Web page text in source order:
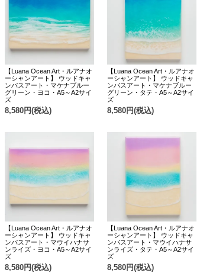
【Luana Ocean Art・ルアナオ
ーシャンアート】 ウッドキャ
ンバスアート・マケナブルー
グリーン・ヨコ・A5～A2サイ
ズ
8,580円(税込)
【Luana Ocean Art・ルアナオ
ーシャンアート】 ウッドキャ
ンバスアート・マケナブルー
グリーン・タテ・A5～A2サイ
ズ
8,580円(税込)
【Luana Ocean Art・ルアナオ
ーシャンアート】 ウッドキャ
ンバスアート・マウイハナサ
ンライズ・ヨコ・A5～A2サイ
ズ
8,580円(税込)
【Luana Ocean Art・ルアナオ
ーシャンアート】 ウッドキャ
ンバスアート・マウイハナサ
ンライズ・タテ・A5～A2サイ
ズ
8,580円(税込)